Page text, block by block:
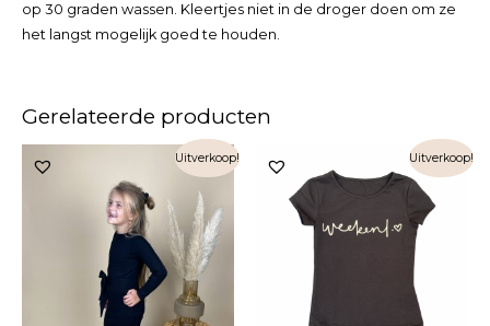
op 30 graden wassen. Kleertjes niet in de droger doen om ze
het langst mogelijk goed te houden.
Gerelateerde producten
Uitverkoop! Uitverkoop!